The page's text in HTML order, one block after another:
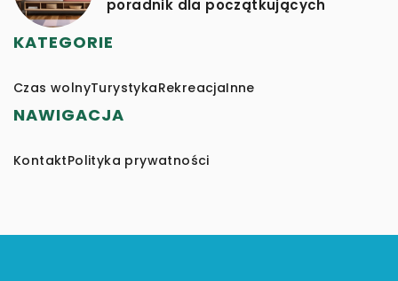
poradnik dla początkujących
KATEGORIE
Czas wolnyTurystykaRekreacjaInne
NAWIGACJA
KontaktPolityka prywatności